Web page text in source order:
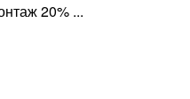
20% ...